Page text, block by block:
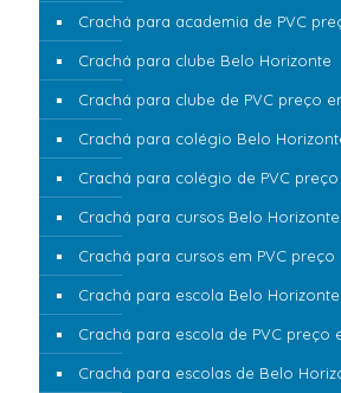
Crachá para academia de PVC
Crachá para clube Belo Horizonte
Crachá para clube de PVC preço
Crachá para colégio Belo
Crachá para colégio de PVC preço
Crachá para cursos Belo Horizonte
Crachá para cursos em PVC preço
Crachá para escola Belo Horizonte
Crachá para escola de PVC preço
Crachá para escolas de Belo